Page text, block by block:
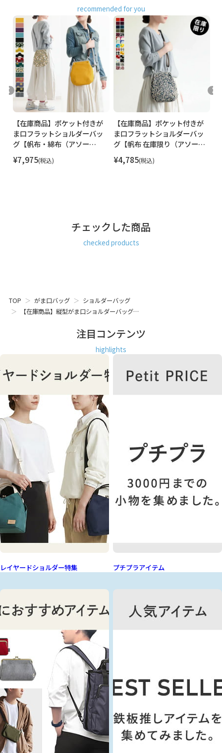
カジュアルにオールシーズン使える、ユニセックスなカラー
をご用意。
Black（ブラック） Khaki（カーキ） Navy（ネイビー）
Beige（ベージュ） Red（レッド） Gray（グレー）
recommended for you
【在庫商品】ポケット付きが
ま口フラットショルダーバッ
グ【帆布・綿布（アソー
¥7,975 税込
【在庫商品】ポケット付きが
ま口フラットショルダーバッ
グ【帆布 在庫限り（アソー
¥4,785 税込
チェックした商品
checked products
TOP がま口バッグ
ショルダーバッグ
【在庫商品】縦型がま口ショルダーバッグ…
注目コンテンツ
highlights
レイヤードショルダー特集 プチプラアイテム